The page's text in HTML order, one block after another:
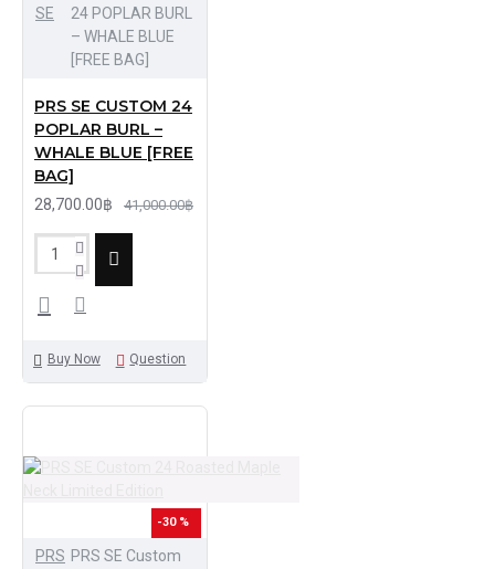
SE
24 POPLAR BURL
– WHALE BLUE
[FREE BAG]
PRS SE CUSTOM 24
POPLAR BURL –
WHALE BLUE [FREE
BAG]
28,700.00฿ 41,000.00฿
Buy Now Question
-30 %
PRS PRS SE Custom